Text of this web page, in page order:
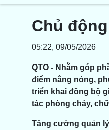
Chủ
05:22, 09/05/2026
QTO - Nhằm góp
điểm nắng nóng,
triển khai đồng bộ
tác phòng cháy,
Tăng cường quản